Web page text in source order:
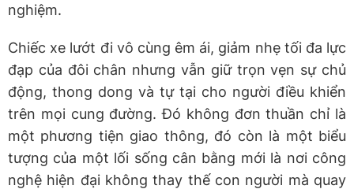
nghiệm.
Chiếc xe lướt đi vô cùng êm ái, giảm nhẹ tối đa lực
đạp của đôi chân nhưng vẫn giữ trọn vẹn sự chủ
động, thong dong và tự tại cho người điều khiển
trên mọi cung đường. Đó không đơn thuần chỉ là
một phương tiện giao thông, đó còn là một biểu
tượng của một lối sống cân bằng mới là nơi công
nghệ hiện đại không thay thế con người mà quay